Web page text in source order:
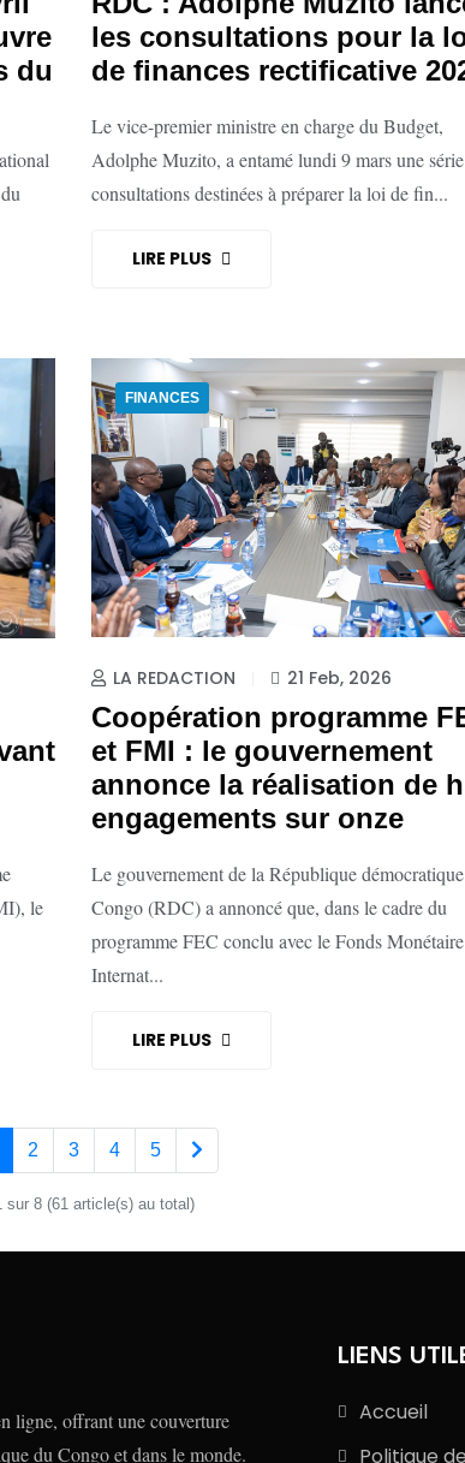
du
les consultations pour la
de finances rectificative
Le vice-premier ministre en charge du Budget,
Adolphe Muzito, a entamé lundi 9 mars une
consultations destinées à préparer la loi de fin...
LIRE PLUS
le
FINANCES
LA REDACTION 21 Feb, 2026
Coopération programme
et FMI : le gouvernement
annonce la réalisation de
engagements sur onze
Le gouvernement de la République
Congo (RDC) a annoncé que, dans le cadre du
programme FEC conclu avec le Fonds Monétaire
Internat...
LIRE PLUS
2 3 4 5
sur 8 (61 article(s) au total)
ligne, offrant une couverture
du Congo et dans le monde.
LIENS
Accueil
Politique